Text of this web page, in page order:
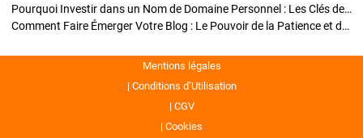
Pourquoi Investir dans un Nom de Domaine Personnel : Les Clés de la Réussite de Votre Blog
Comment Faire Émerger Votre Blog : Le Pouvoir de la Patience et de la Persévérance
Mentions légales
Conditions d’Utilisation
CGV
Cookies